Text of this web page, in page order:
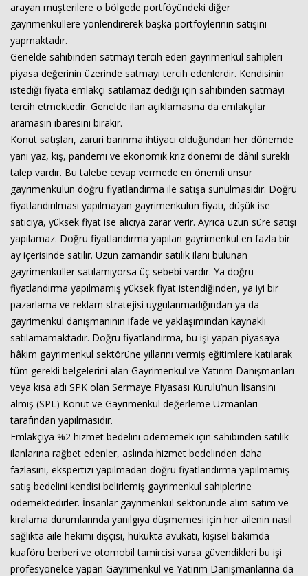
arayan müşterilere o bölgede portföyündeki diğer
gayrimenkullere yönlendirerek başka portföylerinin satışını
yapmaktadır.
Genelde sahibinden satmayı tercih eden gayrimenkul sahipleri
piyasa değerinin üzerinde satmayı tercih edenlerdir. Kendisinin
istediği fiyata emlakçı satılamaz dediği için sahibinden satmayı
tercih etmektedir. Genelde ilan açıklamasına da emlakçılar
aramasın ibaresini bırakır.
Konut satışları, zaruri barınma ihtiyacı olduğundan her dönemde
yani yaz, kış, pandemi ve ekonomik kriz dönemi de dâhil sürekli
talep vardır. Bu talebe cevap vermede en önemli unsur
gayrimenkulün doğru fiyatlandırma ile satışa sunulmasıdır. Doğru
fiyatlandırılması yapılmayan gayrimenkulün fiyatı, düşük ise
satıcıya, yüksek fiyat ise alıcıya zarar verir. Ayrıca uzun süre satışı
yapılamaz. Doğru fiyatlandırma yapılan gayrimenkul en fazla bir
ay içerisinde satılır. Uzun zamandır satılık ilanı bulunan
gayrimenkuller satılamıyorsa üç sebebi vardır. Ya doğru
fiyatlandırma yapılmamış yüksek fiyat istendiğinden, ya iyi bir
pazarlama ve reklam stratejisi uygulanmadığından ya da
gayrimenkul danışmanının ifade ve yaklaşımından kaynaklı
satılamamaktadır. Doğru fiyatlandırma, bu işi yapan piyasaya
hâkim gayrimenkul sektörüne yıllarını vermiş eğitimlere katılarak
tüm gerekli belgelerini alan Gayrimenkul ve Yatırım Danışmanları
veya kısa adı SPK olan Sermaye Piyasası Kurulu’nun lisansını
almış (SPL) Konut ve Gayrimenkul değerleme Uzmanları
tarafından yapılmasıdır.
Emlakçıya %2 hizmet bedelini ödememek için sahibinden satılık
ilanlarına rağbet edenler, aslında hizmet bedelinden daha
fazlasını, ekspertizi yapılmadan doğru fiyatlandırma yapılmamış
satış bedelini kendisi belirlemiş gayrimenkul sahiplerine
ödemektedirler. İnsanlar gayrimenkul sektöründe alım satım ve
kiralama durumlarında yanılgıya düşmemesi için her ailenin nasıl
sağlıkta aile hekimi dişçisi, hukukta avukatı, kişisel bakımda
kuaförü berberi ve otomobil tamircisi varsa güvendikleri bu işi
profesyonelce yapan Gayrimenkul ve Yatırım Danışmanlarına da